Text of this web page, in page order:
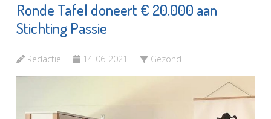
Ronde Tafel doneert € 20.000 aan
Stichting Passie
Redactie 14-06-2021 Gezond